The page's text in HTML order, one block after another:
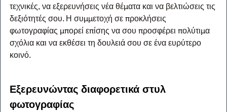
τεχνικές, να εξερευνήσεις νέα θέματα και να βελτιώσεις τις
δεξιότητές σου. Η συμμετοχή σε προκλήσεις
φωτογραφίας μπορεί επίσης να σου προσφέρει πολύτιμα
σχόλια και να εκθέσει τη δουλειά σου σε ένα ευρύτερο
κοινό.
Εξερευνώντας διαφορετικά στυλ
φωτογραφίας